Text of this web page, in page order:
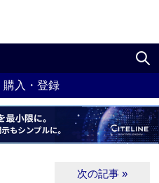
購入・登録
次の記事 »